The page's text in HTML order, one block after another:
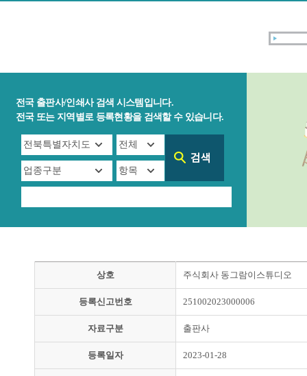
전국 출판사/인쇄사 검색 시스템입니다.
전국 또는 지역별로 등록현황을 검색할 수 있습니다.
상호 주식회사 동그람이스튜디오
등록신고번호 251002023000006
자료구분 출판사
등록일자 2023-01-28